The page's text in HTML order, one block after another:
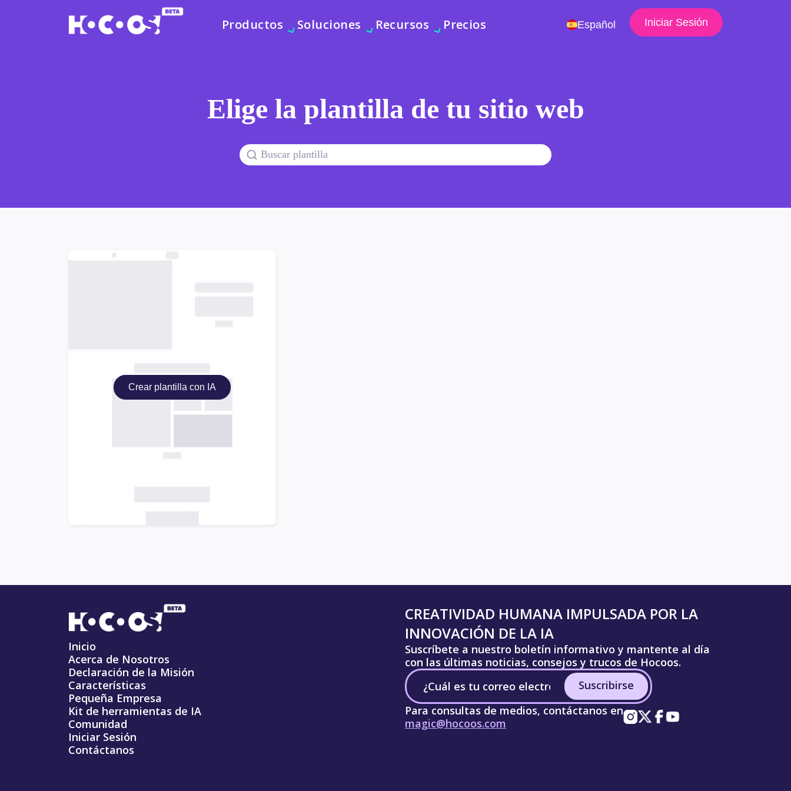
Productos Soluciones Recursos Precios Español Iniciar Sesión
Elige la plantilla de tu sitio web
Crear plantilla con IA
Inicio
Acerca de Nosotros
Declaración de la Misión
Características
Pequeña Empresa
Kit de herramientas de IA
Comunidad
Iniciar Sesión
Contáctanos
CREATIVIDAD HUMANA IMPULSADA POR LA
INNOVACIÓN DE LA IA
Suscríbete a nuestro boletín informativo y mantente al día
con las últimas noticias, consejos y trucos de Hocoos.
Suscribirse
Para consultas de medios, contáctanos en
magic@hocoos.com